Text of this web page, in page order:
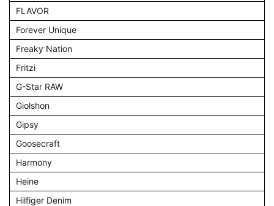
FLAVOR
Forever Unique
Freaky Nation
Fritzi
G-Star RAW
Giolshon
Gipsy
Goosecraft
Harmony
Heine
Hilfiger Denim